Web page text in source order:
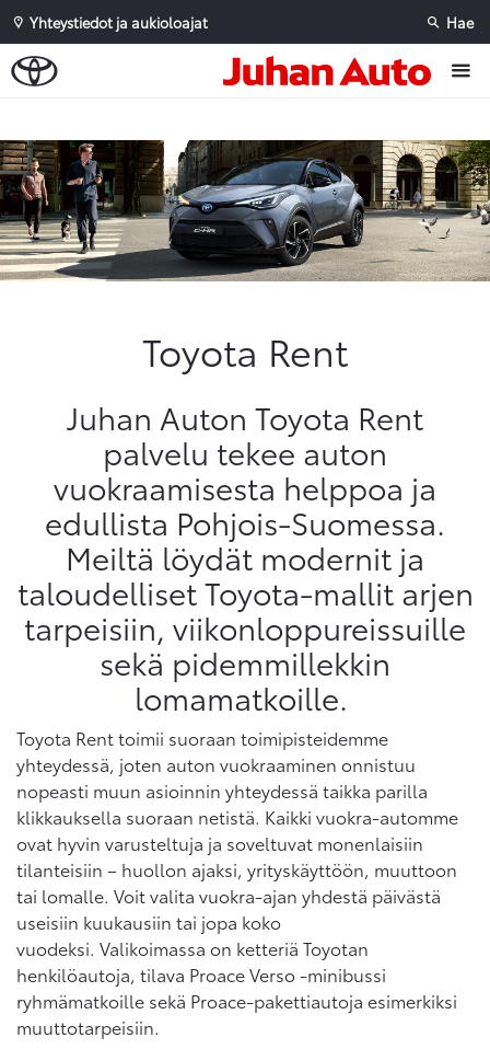
Yhteystiedot ja aukioloajat Hae
Toyota Rent
Juhan Auton Toyota Rent
palvelu tekee auton
vuokraamisesta helppoa ja
edullista Pohjois-Suomessa.
Meiltä löydät modernit ja
taloudelliset Toyota-mallit arjen
tarpeisiin, viikonloppureissuille
sekä pidemmillekkin
lomamatkoille.
Toyota Rent toimii suoraan toimipisteidemme
yhteydessä, joten auton vuokraaminen onnistuu
nopeasti muun asioinnin yhteydessä taikka parilla
klikkauksella suoraan netistä. Kaikki vuokra-automme
ovat hyvin varusteltuja ja soveltuvat monenlaisiin
tilanteisiin – huollon ajaksi, yrityskäyttöön, muuttoon
tai lomalle. Voit valita vuokra-ajan yhdestä päivästä
useisiin kuukausiin tai jopa koko
vuodeksi. Valikoimassa on ketteriä Toyotan
henkilöautoja, tilava Proace Verso -minibussi
ryhmämatkoille sekä Proace-pakettiautoja esimerkiksi
muuttotarpeisiin.